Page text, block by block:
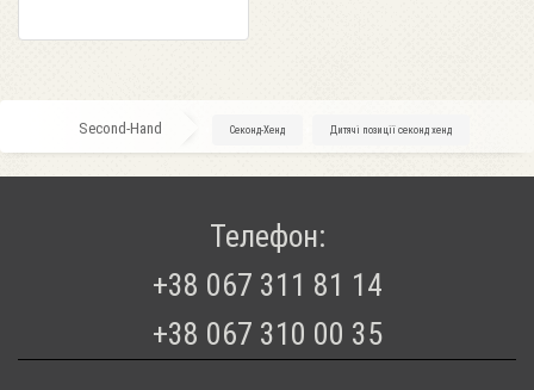
Second-Hand Секонд-Хенд Дитячі позиції секонд хенд
Телефон:
+38 067 311 81 14
+38 067 310 00 35